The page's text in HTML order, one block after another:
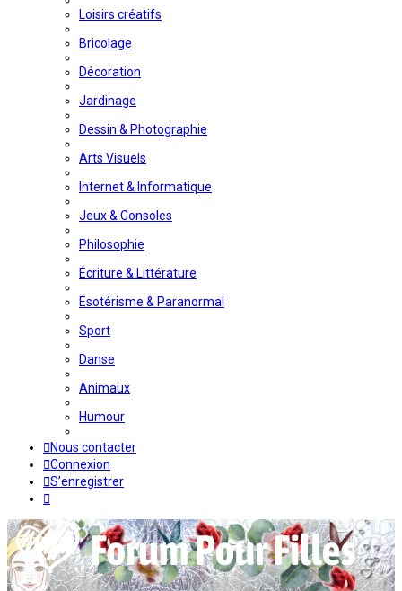
Loisirs créatifs
Bricolage
Décoration
Jardinage
Dessin & Photographie
Arts Visuels
Internet & Informatique
Jeux & Consoles
Philosophie
Écriture & Littérature
Ésotérisme & Paranormal
Sport
Danse
Animaux
Humour
Nous contacter
Connexion
S’enregistrer